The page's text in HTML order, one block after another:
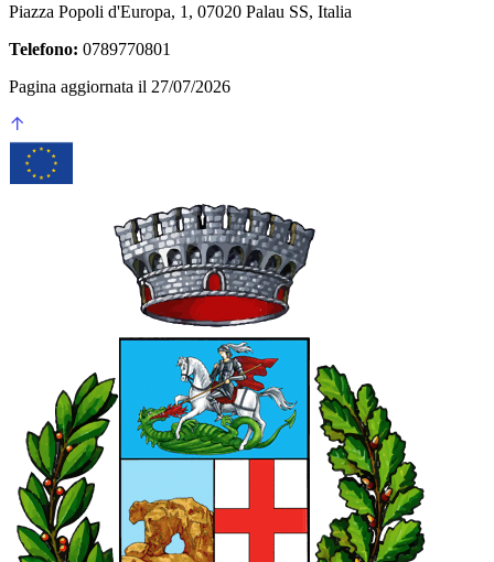
Piazza Popoli d'Europa, 1, 07020 Palau SS, Italia
Telefono: 0789770801
Pagina aggiornata il 27/07/2026